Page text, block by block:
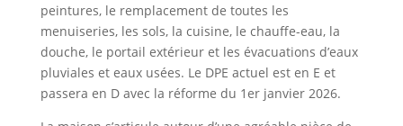
peintures, le remplacement de toutes les
menuiseries, les sols, la cuisine, le chauffe-eau, la
douche, le portail extérieur et les évacuations d’eaux
pluviales et eaux usées. Le DPE actuel est en E et
passera en D avec la réforme du 1er janvier 2026.